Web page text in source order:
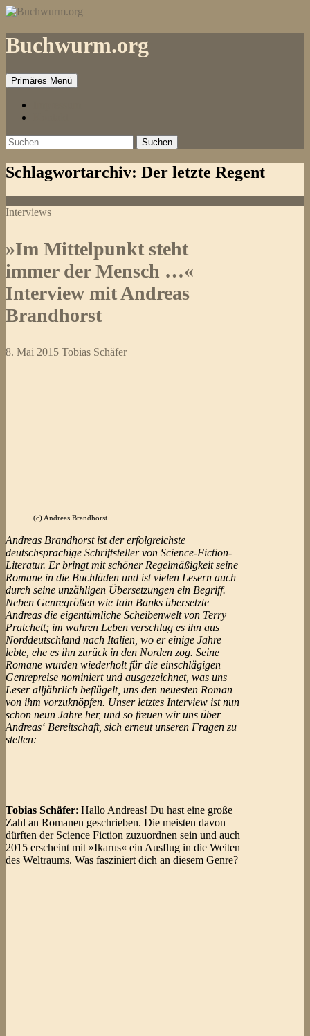
Zum
springen
Buchwurm.org
Primäres Menü
Suchen
nach:
Schlagwortarchiv: Der letzte Regent
Interviews
»Im Mittelpunkt steht
immer der Mensch …«
Interview mit Andreas
Brandhorst
8. Mai 2015 Tobias Schäfer
(c) Andreas Brandhorst
Andreas Brandhorst ist der erfolgreichste
deutschsprachige Schriftsteller von Science-Fiction-
Literatur. Er bringt mit schöner Regelmäßigkeit seine
Romane in die Buchläden und ist vielen Lesern auch
durch seine unzähligen Übersetzungen ein Begriff.
Neben Genregrößen wie Iain Banks übersetzte
Andreas die eigentümliche Scheibenwelt von Terry
Pratchett; im wahren Leben verschlug es ihn aus
Norddeutschland nach Italien, wo er einige Jahre
lebte, ehe es ihn zurück in den Norden zog. Seine
Romane wurden wiederholt für die einschlägigen
Genrepreise nominiert und ausgezeichnet, was uns
Leser alljährlich beflügelt, uns den neuesten Roman
von ihm vorzuknöpfen. Unser letztes Interview ist nun
schon neun Jahre her, und so freuen wir uns über
Andreas‘ Bereitschaft, sich erneut unseren Fragen zu
stellen:
Tobias Schäfer: Hallo Andreas! Du hast eine große
Zahl an Romanen geschrieben. Die meisten davon
dürften der Science Fiction zuzuordnen sein und auch
2015 erscheint mit »Ikarus« ein Ausflug in die Weiten
des Weltraums. Was fasziniert dich an diesem Genre?